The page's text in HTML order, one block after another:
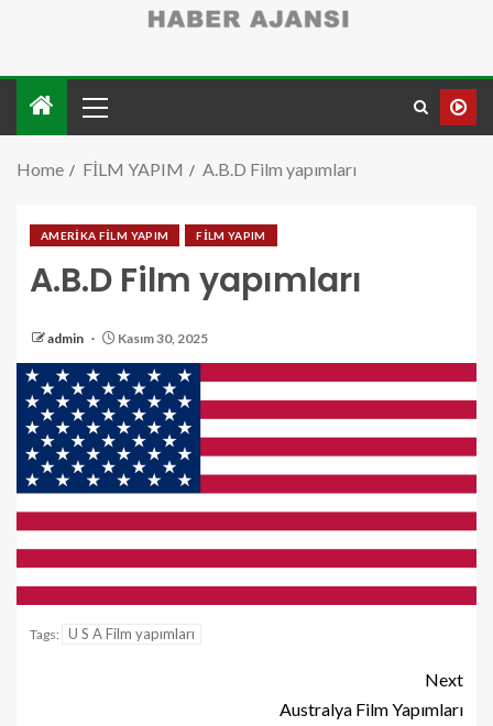
Home FİLM YAPIM A.B.D Film yapımları
AMERİKA FİLM YAPIM FİLM YAPIM
A.B.D Film yapımları
admin Kasım 30, 2025
Tags: U S A Film yapımları
Next
Australya Film Yapımları